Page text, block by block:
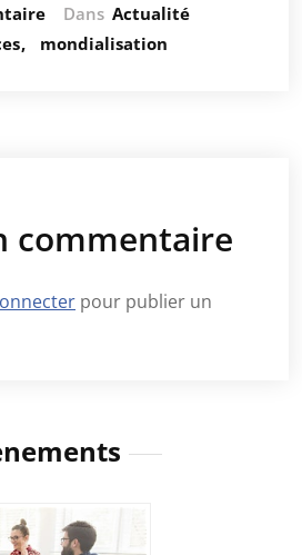
Dans Actualité
mondialisation
commentaire
pour publier un